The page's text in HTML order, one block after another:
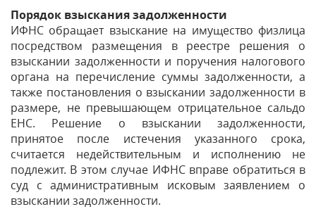
Порядок взыскания задолженности
ИФНС обращает взыскание на имущество физлица
посредством размещения в реестре решения о
взыскании задолженности и поручения налогового
органа на перечисление суммы задолженности, а
также постановления о взыскании задолженности в
размере, не превышающем отрицательное сальдо
ЕНС. Решение о взыскании задолженности,
принятое после истечения указанного срока,
считается недействительным и исполнению не
подлежит. В этом случае ИФНС вправе обратиться в
суд с административным исковым заявлением о
взыскании задолженности.